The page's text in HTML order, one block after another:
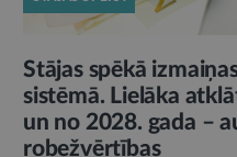
Stājas spēkā
sistēmā. Lielāka
un no 2028. gada –
robežvērtības